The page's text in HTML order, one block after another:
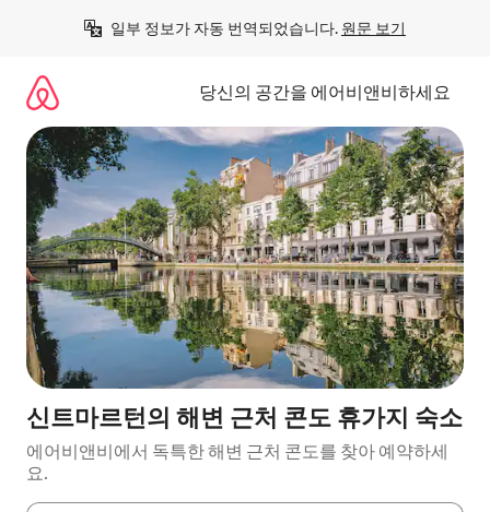
일부 정보가 자동 번역되었습니다. 원문 보기
당신의 공간을 에어비앤비하세요
신트마르턴의 해변 근처 콘도 휴가지 숙소
에어비앤비에서 독특한 해변 근처 콘도를 찾아 예약하세
요.